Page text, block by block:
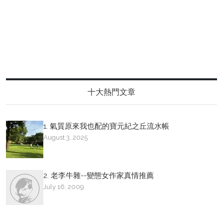
十大熱門文章
1. 氣質原來我也配的寶元紀之丘流水帳
August 3, 2025
2. 老李牛雜--變態女作家真情推薦
July 16, 2009